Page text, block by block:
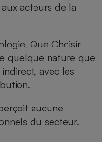
acteurs de la
Que Choisir
quelque nature que
avec les
aucune
du secteur.